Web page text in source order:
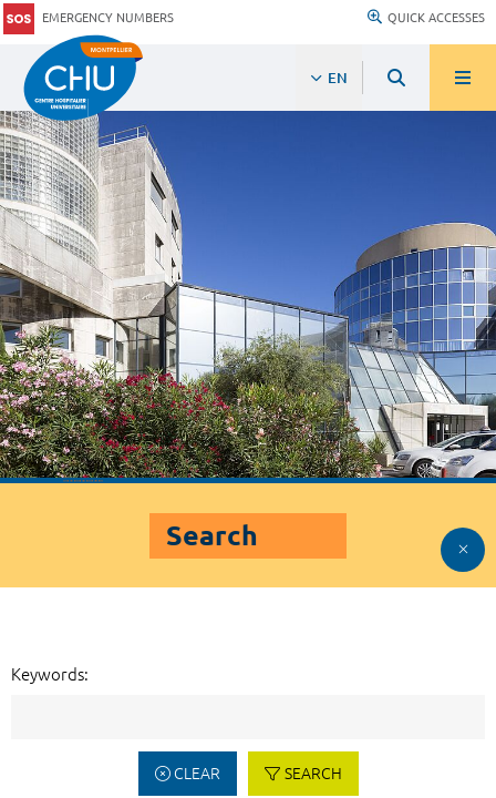
EMERGENCY NUMBERS QUICK ACCESSES
EN
Search
Keywords:
CLEAR SEARCH